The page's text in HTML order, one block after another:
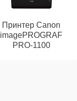
Принтер Canon
imagePROGRAF
PRO‑1100